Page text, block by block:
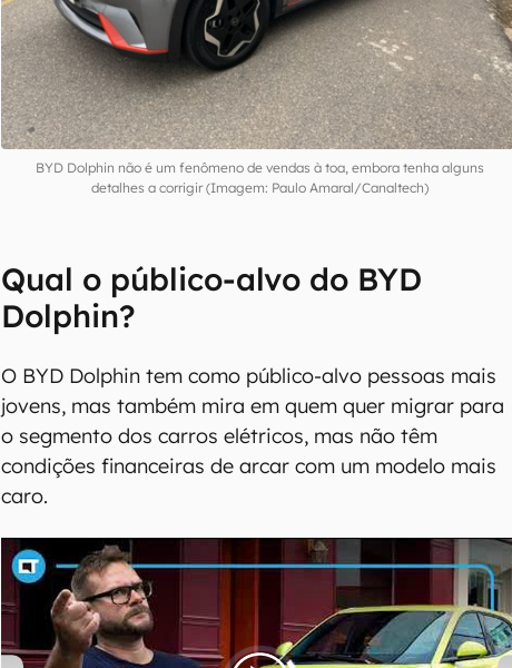
BYD Dolphin não é um fenômeno de vendas à toa, embora tenha alguns
detalhes a corrigir (Imagem: Paulo Amaral/Canaltech)
Qual o público-alvo do BYD
Dolphin?
O BYD Dolphin tem como público-alvo pessoas mais
jovens, mas também mira em quem quer migrar para
o segmento dos carros elétricos, mas não têm
condições financeiras de arcar com um modelo mais
caro.